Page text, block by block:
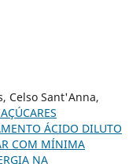
Celso Sant'Anna,
ÁCIDO DILUTO
COM MÍNIMA
NA